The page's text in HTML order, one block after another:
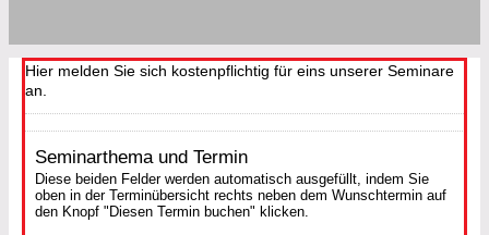
Hier melden Sie sich kostenpflichtig für eins unserer Seminare
an.
Seminarthema und Termin
Diese beiden Felder werden automatisch ausgefüllt, indem Sie
oben in der Terminübersicht rechts neben dem Wunschtermin auf
den Knopf "Diesen Termin buchen" klicken.